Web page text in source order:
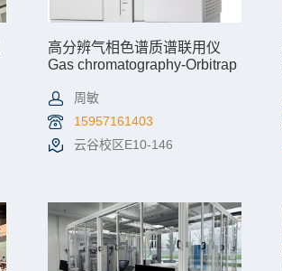
高分辨气相色谱质谱联用仪
Gas chromatography-Orbitrap
Exploris GC)
周敏
15957161403
云谷校区E10-146